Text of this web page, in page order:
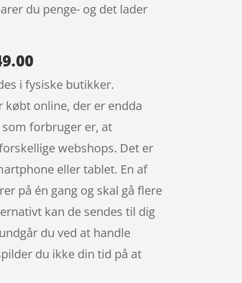
du penge- og det lader
i fysiske butikker.
købt online, der er endda
forbruger er, at
webshops. Det er
eller tablet. En af
på én gang og skal gå flere
kan de sendes til dig
du ved at handle
du ikke din tid på at